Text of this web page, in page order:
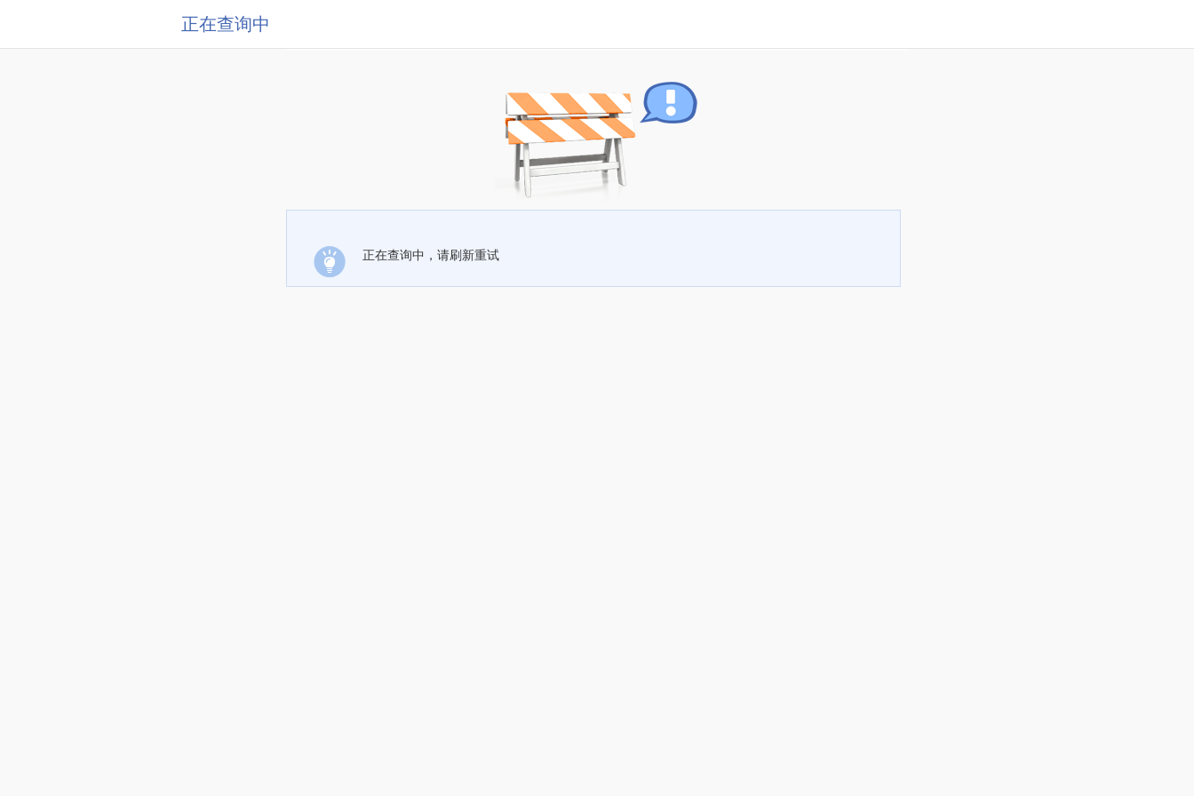
正在查询中
正在查询中，请刷新重试